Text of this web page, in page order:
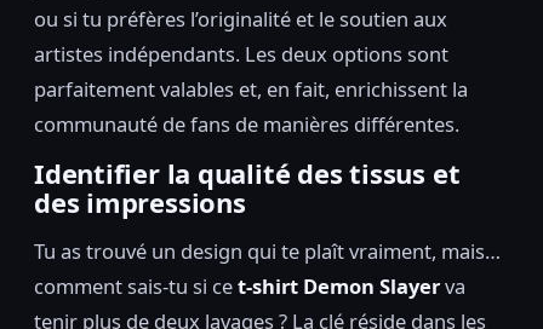
ou si tu préfères l’originalité et le soutien aux
artistes indépendants. Les deux options sont
parfaitement valables et, en fait, enrichissent la
communauté de fans de manières différentes.
Identifier la qualité des tissus et
des impressions
Tu as trouvé un design qui te plaît vraiment, mais…
comment sais-tu si cet-shirt Demon Slayerva
tenir plus de deux lavages ? La clé réside dans les